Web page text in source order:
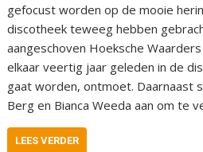
gefocust worden op de mooie
discotheek teweeg hebben
aangeschoven Hoeksche Waarders
elkaar veertig jaar geleden in de
gaat worden, ontmoet. Daarnaast
Berg en Bianca Weeda aan om te
LEES VERDER